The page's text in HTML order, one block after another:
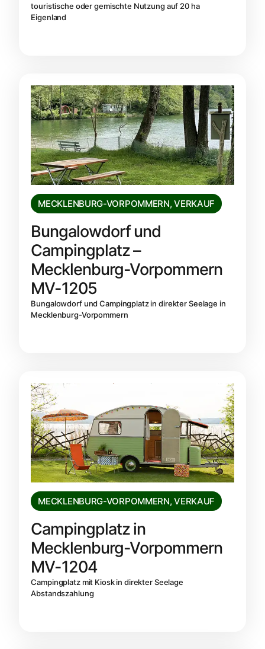
touristische oder gemischte Nutzung auf 20 ha
Eigenland
MECKLENBURG-VORPOMMERN,VERKAUF
Bungalowdorf und
Campingplatz –
Mecklenburg-Vorpommern
MV-1205
Bungalowdorf und Campingplatz in direkter Seelage in
Mecklenburg-Vorpommern
MECKLENBURG-VORPOMMERN,VERKAUF
Campingplatz in
Mecklenburg-Vorpommern
MV-1204
Campingplatz mit Kiosk in direkter Seelage
Abstandszahlung